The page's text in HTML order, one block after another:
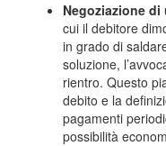
Negoziazione
cui il debitore
in grado di
soluzione,
rientro. Questo
debito e la
pagamenti
possibilità